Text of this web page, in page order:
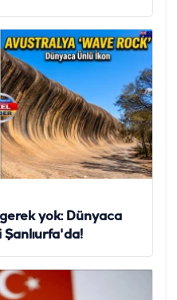
yok: Dünyaca
Şanlıurfa'da!